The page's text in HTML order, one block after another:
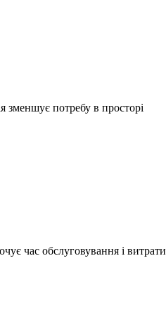
зменшує потребу в просторі
час обслуговування і витрати